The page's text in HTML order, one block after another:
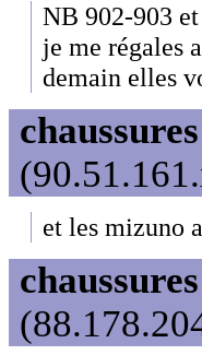
NB 902-903
je me régales
demain elles
et les mizuno